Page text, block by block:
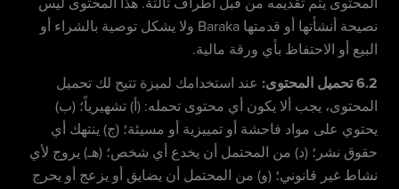
المحتوى يتم تقديمه من قبل أطراف ثالثة. هذا المحتوى ليس
نصيحة أنشأتها أو قدمتها Baraka ولا يشكل توصية بالشراء أو
البيع أو الاحتفاظ بأي ورقة مالية.
6.2 تحميل المحتوى:
عند استخدامك لميزة تتيح لك تحميل
المحتوى، يجب ألا يكون أي محتوى تحمله: (أ) تشهيرياً؛ (ب)
يحتوي على مواد فاحشة أو تمييزية أو مسيئة؛ (ج) ينتهك أي
حقوق نشر؛ (د) من المحتمل أن يخدع أي شخص؛ (هـ) يروج لأي
نشاط غير قانوني؛ (و) من المحتمل أن يضايق أو يزعج أو يحرج